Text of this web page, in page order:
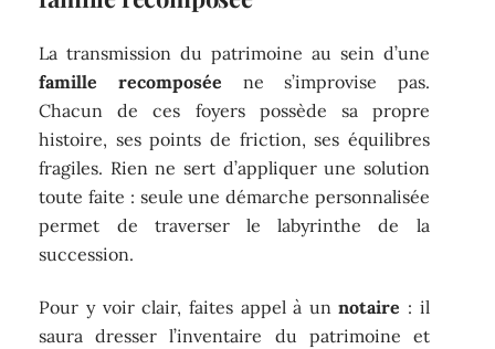
La transmission du patrimoine au sein d’une
famille recomposée ne s’improvise pas.
Chacun de ces foyers possède sa propre
histoire, ses points de friction, ses équilibres
fragiles. Rien ne sert d’appliquer une solution
toute faite : seule une démarche personnalisée
permet de traverser le labyrinthe de la
succession.
Pour y voir clair, faites appel à unnotaire : il
saura dresser l’inventaire du patrimoine et